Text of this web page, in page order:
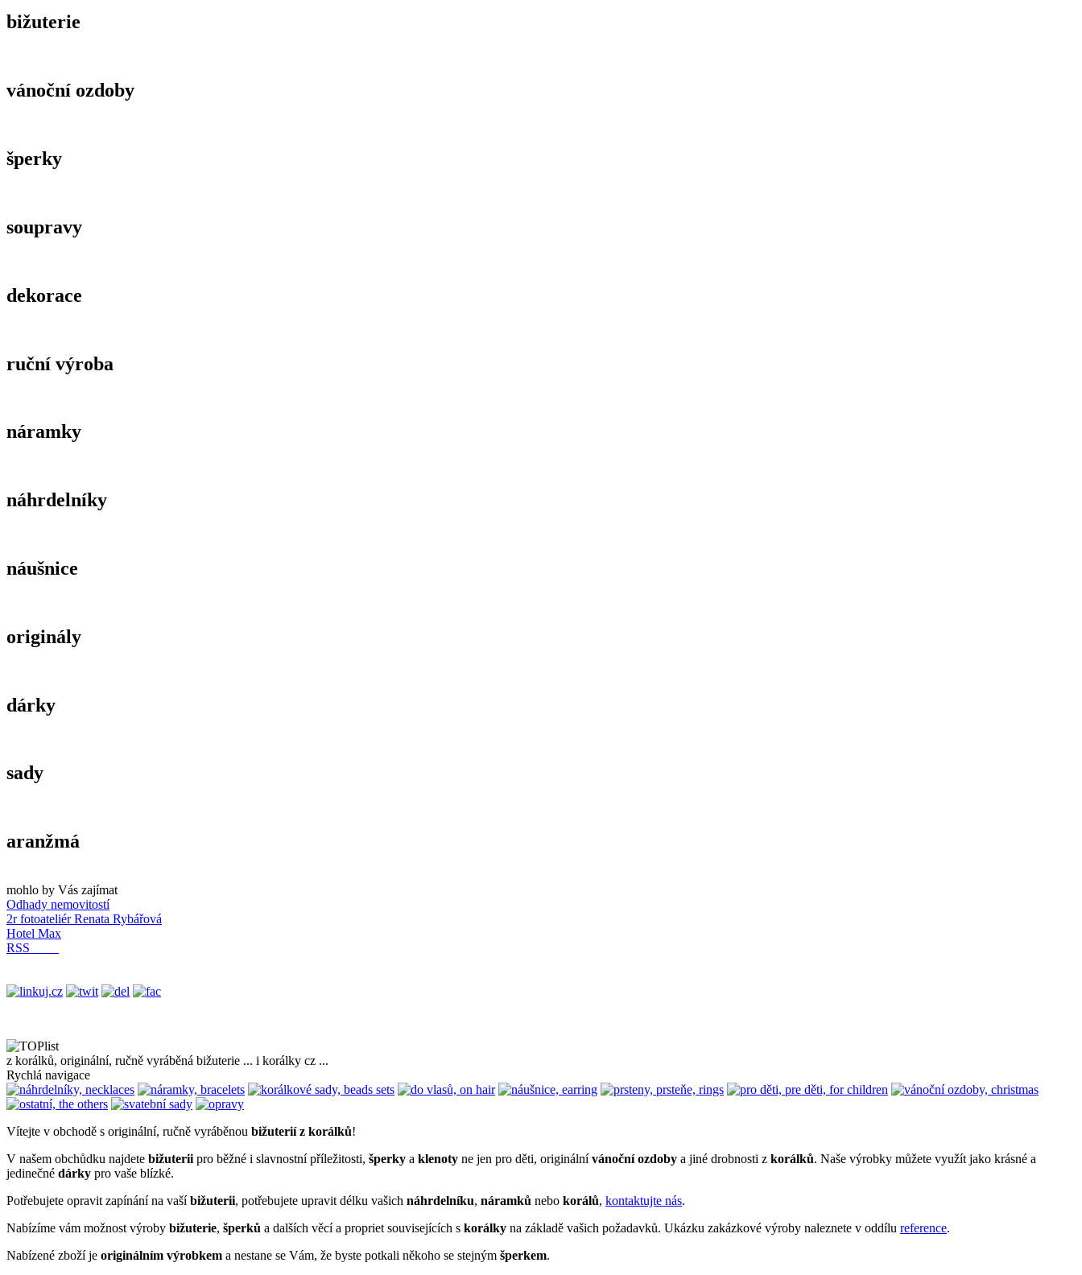
bižuterie
vánoční ozdoby
šperky
soupravy
dekorace
ruční výroba
náramky
náhrdelníky
náušnice
originály
dárky
sady
aranžmá
mohlo by Vás zajímat
Odhady nemovitostí
2r fotoateliér Renata Rybářová
Hotel Max
RSS
z korálků, originální, ručně vyráběná bižuterie ... i korálky cz ...
Rychlá navigace
Vítejte v obchodě s originální, ručně vyráběnou bižuterií z korálků!
V našem obchůdku najdete bižuterii pro běžné i slavnostní příležitosti, šperky a klenoty ne jen pro děti, originálnívánoční ozdoby a jiné drobnosti z korálků. Naše výrobky můžete využít jako krásné a
jedinečné dárky pro vaše blízké.
Potřebujete opravit zapínání na vašíbižuterii, potřebujete upravit délku vašich náhrdelníku, náramků nebo korálů, kontaktujte nás.
Nabízíme vám možnost výroby bižuterie, šperků a dalších věcí a propriet souvisejících s korálky na základě vašich požadavků. Ukázku zakázkové výroby naleznete v oddílu reference.
Nabízené zboží je originálním výrobkem a nestane se Vám, že byste potkali někoho se stejným šperkem.